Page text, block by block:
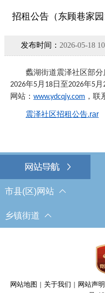
招租公告（东顾巷家
发布时间： 2026-05-18
蠡湖街道震泽社区部分
2026年5月 18日至2026年5月
网站： www.ydcqjy.com ，联
震泽社区招租公告.rar
市县(区)网站
乡镇街道
网站地图 | 关于我们 | 网站声明